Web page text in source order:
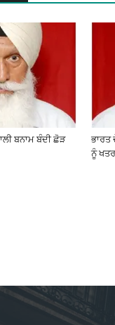
ਬਨਾਮ ਬੰਦੀ ਛੋੜ
ਨੂੰ